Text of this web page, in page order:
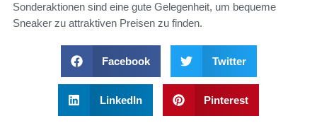
Sonderaktionen sind eine gute Gelegenheit, um bequeme
Sneaker zu attraktiven Preisen zu finden.
Facebook Twitter
LinkedIn Pinterest